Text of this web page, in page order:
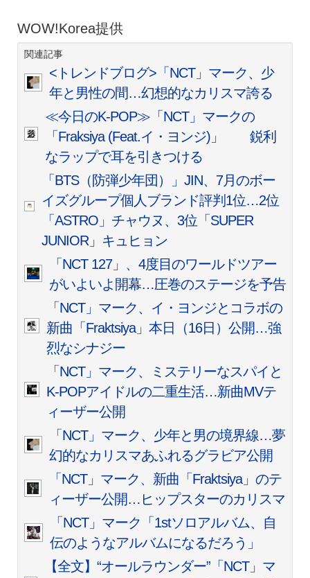
WOW!Korea提供
関連記事
<トレンドブログ>「NCT」マーク、少
年と男性の間…幻想的なカリスマ誇る
≪今日のK-POP≫「NCT」マークの
「Fraksiya (Feat.イ・ヨンジ)」 鋭利
なラップで耳を引きつける
「BTS（防弾少年団）」JIN、7月のボー
イズグループ個人ブランド評判1位…2位
「ASTRO」チャウヌ、3位「SUPER
JUNIOR」キュヒョン
「NCT 127」、4度目のワールドツアー
がいよいよ開幕…圧巻のステージを予告
「NCT」マーク、イ・ヨンジとコラボの
新曲「Fraktsiya」本日（16日）公開…強
烈なシナジー
「NCT」マーク、ミステリーなスパイと
K-POPアイドルの二重生活…新曲MVテ
ィーザー公開
「NCT」マーク、少年と男の境界線…夢
幻的なカリスマあふれるグラビア公開
「NCT」マーク、新曲「Fraktsiya」のテ
ィーザー公開…ヒップスターのカリスマ
「NCT」マーク「1stソロアルバム、自
伝のようなアルバムになるだろう」
【全文】“オールラウンダー”「NCT」マ